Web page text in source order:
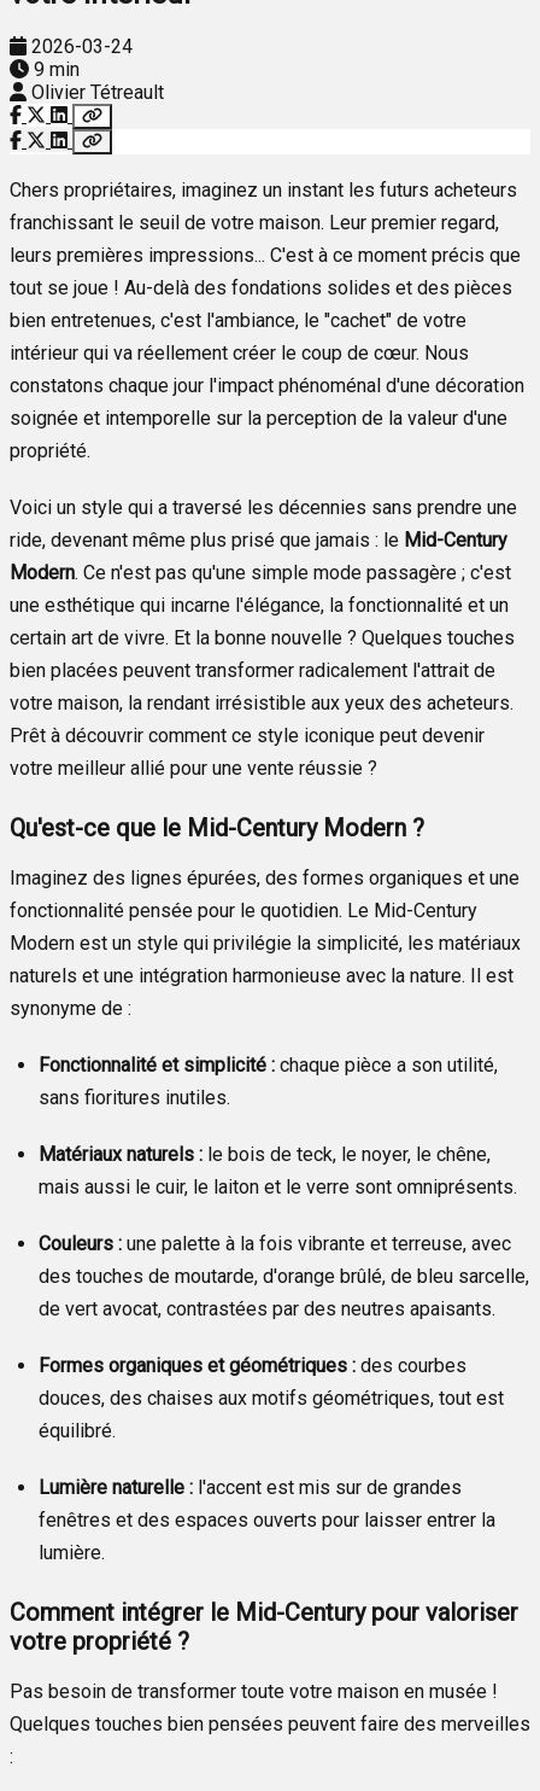
2026-03-24
9 min
Olivier Tétreault
Chers propriétaires, imaginez un instant les futurs acheteurs
franchissant le seuil de votre maison. Leur premier regard,
leurs premières impressions... C'est à ce moment précis que
tout se joue ! Au-delà des fondations solides et des pièces
bien entretenues, c'est l'ambiance, le "cachet" de votre
intérieur qui va réellement créer le coup de cœur. Nous
constatons chaque jour l'impact phénoménal d'une décoration
soignée et intemporelle sur la perception de la valeur d'une
propriété.
Voici un style qui a traversé les décennies sans prendre une
ride, devenant même plus prisé que jamais : le Mid-Century
Modern. Ce n'est pas qu'une simple mode passagère ; c'est
une esthétique qui incarne l'élégance, la fonctionnalité et un
certain art de vivre. Et la bonne nouvelle ? Quelques touches
bien placées peuvent transformer radicalement l'attrait de
votre maison, la rendant irrésistible aux yeux des acheteurs.
Prêt à découvrir comment ce style iconique peut devenir
votre meilleur allié pour une vente réussie ?
Qu'est-ce que le Mid-Century Modern ?
Imaginez des lignes épurées, des formes organiques et une
fonctionnalité pensée pour le quotidien. Le Mid-Century
Modern est un style qui privilégie la simplicité, les matériaux
naturels et une intégration harmonieuse avec la nature. Il est
synonyme de :
Fonctionnalité et simplicité : chaque pièce a son utilité,
sans fioritures inutiles.
Matériaux naturels : le bois de teck, le noyer, le chêne,
mais aussi le cuir, le laiton et le verre sont omniprésents.
Couleurs : une palette à la fois vibrante et terreuse, avec
des touches de moutarde, d'orange brûlé, de bleu sarcelle,
de vert avocat, contrastées par des neutres apaisants.
Formes organiques et géométriques : des courbes
douces, des chaises aux motifs géométriques, tout est
équilibré.
Lumière naturelle : l'accent est mis sur de grandes
fenêtres et des espaces ouverts pour laisser entrer la
lumière.
Comment intégrer le Mid-Century pour valoriser
votre propriété ?
Pas besoin de transformer toute votre maison en musée !
Quelques touches bien pensées peuvent faire des merveilles
: